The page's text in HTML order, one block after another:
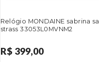
Relógio MONDAINE sabrina
strass 33053L0MVNM2
R$ 399,00